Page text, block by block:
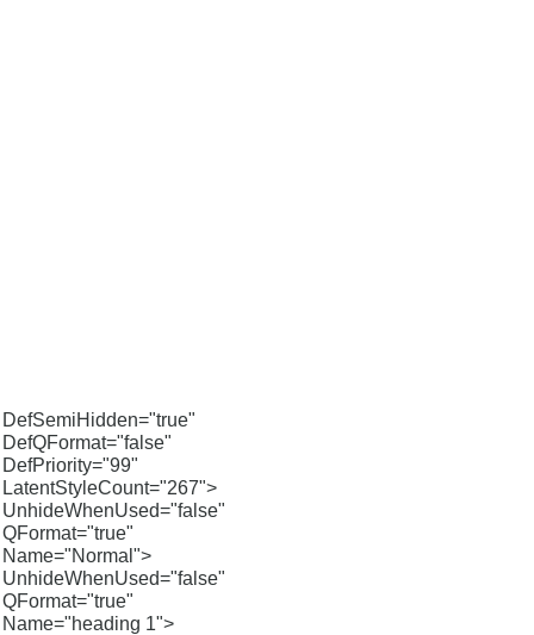
DefSemiHidden="true"
DefQFormat="false"
DefPriority="99"
LatentStyleCount="267">
UnhideWhenUsed="false"
QFormat="true"
Name="Normal">
UnhideWhenUsed="false"
QFormat="true"
Name="heading 1">